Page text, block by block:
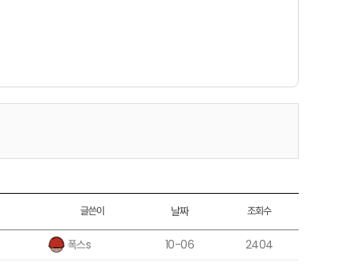
글쓴이 날짜 조회수
폭스s 10-06
2404